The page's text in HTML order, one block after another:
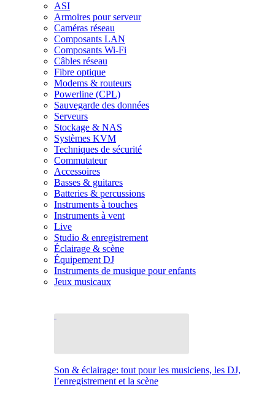
ASI
Armoires pour serveur
Caméras réseau
Composants LAN
Composants Wi-Fi
Câbles réseau
Fibre optique
Modems & routeurs
Powerline (CPL)
Sauvegarde des données
Serveurs
Stockage & NAS
Systèmes KVM
Techniques de sécurité
Commutateur
Accessoires
Basses & guitares
Batteries & percussions
Instruments à touches
Instruments à vent
Live
Studio & enregistrement
Éclairage & scène
Équipement DJ
Instruments de musique pour enfants
Jeux musicaux
Son & éclairage: tout pour les musiciens, les DJ,
l’enregistrement et la scène